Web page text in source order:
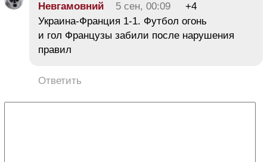
Невгамовний 5 сен, 00:09
+4
Украина-Франция 1-1. Футбол огонь
и гол Французы забили после нарушения
правил
Ответить